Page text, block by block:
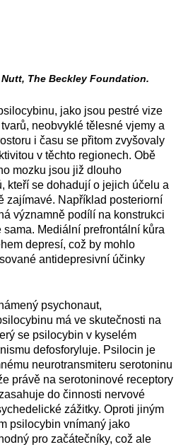
The Beckley Foundation.
jako jsou pestré vize
neobvyklé tělesné vjemy a
i času se přitom zvyšovaly
v těchto regionech. Obě
mozku jsou již dlouho
kteří se dohadují o jejich účelu a
zajímavé. Například posteriorní
významně podílí na konstrukci
Mediální prefrontální kůra
depresí, což by mohlo
antidepresivní účinky
psychonaut,
má ve skutečnosti na
se psilocybin v kyselém
defosforyluje. Psilocin je
neurotransmiteru serotoninu
právě na serotoninové receptory
do činnosti nervové
zážitky. Oproti jiným
psilocybin vnímaný jako
pro začátečníky, což ale